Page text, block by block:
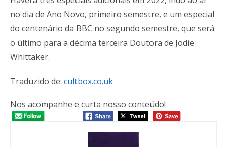
no dia de Ano Novo, primeiro semestre, e um especial
do centenário da BBC no segundo semestre, que será
o último para a décima terceira Doutora de Jodie
Whittaker.
Traduzido de: cultbox.co.uk
Nos acompanhe e curta nosso conteúdo!